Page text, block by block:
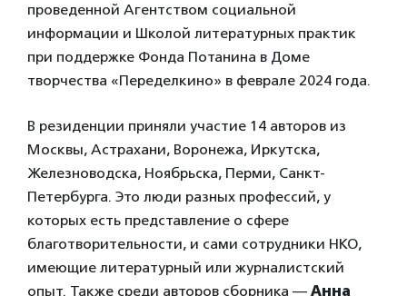
проведенной Агентством социальной
информации и Школой литературных практик
при поддержке Фонда Потанина в Доме
творчества «Переделкино» в феврале 2024 года.
В резиденции приняли участие 14 авторов из
Москвы, Астрахани, Воронежа, Иркутска,
Железноводска, Ноябрьска, Перми, Санкт-
Петербурга. Это люди разных профессий, у
которых есть представление о сфере
благотворительности, и сами сотрудники НКО,
имеющие литературный или журналистский
опыт. Также среди авторов сборника — Анна